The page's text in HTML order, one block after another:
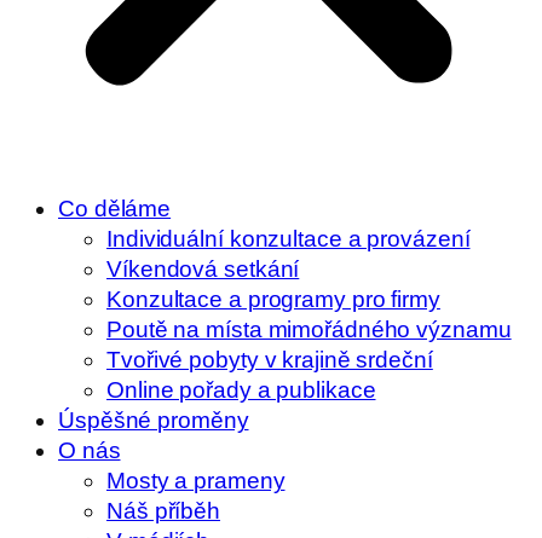
Co děláme
Individuální konzultace a provázení
Víkendová setkání
Konzultace a programy pro firmy
Poutě na místa mimořádného významu
Tvořivé pobyty v krajině srdeční
Online pořady a publikace
Úspěšné proměny
O nás
Mosty a prameny
Náš příběh